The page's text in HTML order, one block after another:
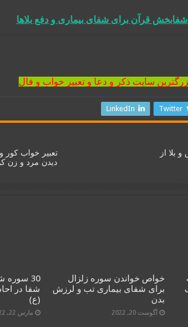
قرآن برای شفای بیماری و دفع بلاها
سایت ذکر و دعا و تعبیر خواب و فال
Twitter
LinkedIn
بلا از
تعبیر خواب کور و
دیدن مرد و زن
خواص خواندن سوره زلزال
برای شفای بیماری تب و لرزش
بدن
آگوست 20, 2022
30
شفا در
(ع)
مارس 22, 2022